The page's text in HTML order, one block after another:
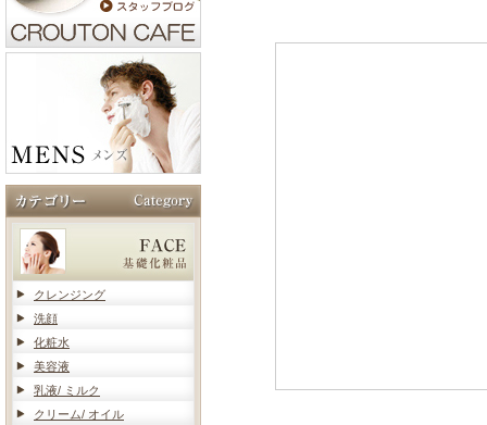
クレンジング
洗顔
化粧水
美容液
乳液/ ミルク
クリーム/ オイル